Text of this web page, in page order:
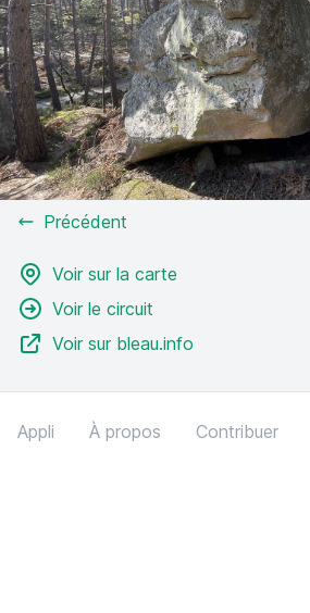
Précédent
Voir sur la carte
Voir le circuit
Voir sur bleau.info
Appli À propos Contribuer